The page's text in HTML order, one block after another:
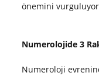
önemini
Numerolojide 3
Numeroloji